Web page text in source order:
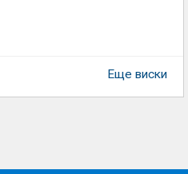
Еще виски